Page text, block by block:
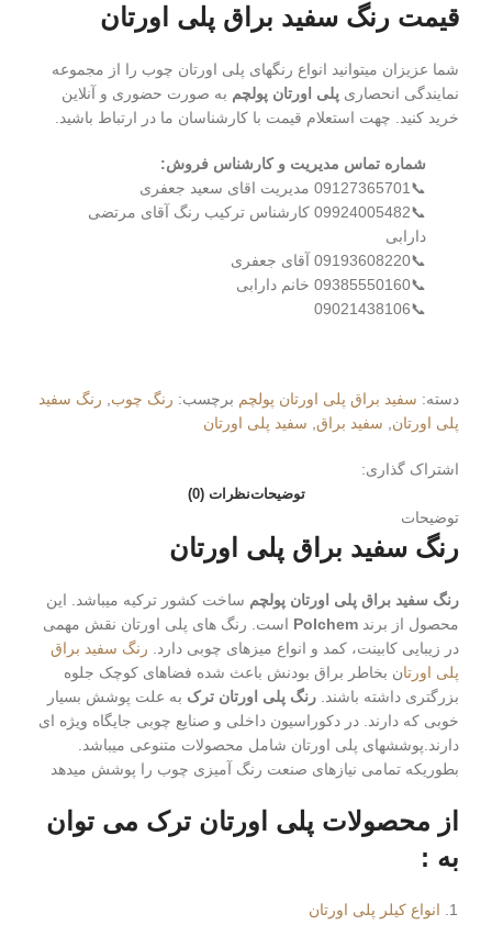
قیمت رنگ سفید براق پلی اورتان
شما عزیزان میتوانید انواع رنگهای پلی اورتان چوب را از مجموعه
نمایندگی انحصاری پلی اورتان پولچم به صورت حضوری و آنلاین
خرید کنید. چهت استعلام قیمت با کارشناسان ما در ارتباط باشید.
شماره تماس مدیریت و کارشناس فروش:
📞09127365701 مدیریت اقای سعید جعفری
📞09924005482 کارشناس ترکیب رنگ آقای مرتضی
دارابی
📞09193608220 آقای جعفری
📞09385550160 خانم دارابی
📞09021438106
دسته: سفید براق پلی اورتان پولچم برچسب: رنگ چوب
رنگ سفید
پلی اورتان
سفید براق سفید پلی اورتان
اشتراک گذاری:
توضیحاتنظرات (0)
توضیحات
رنگ سفید براق پلی اورتان
رنگ سفید براق پلی اورتان پولچم ساخت کشور ترکیه میباشد. این
محصول از برند
است. رنگ های پلی اورتان نقش مهمی
در زیبایی کابینت، کمد و انواع میزهای چوبی دارد. رنگ سفید براق
پلی اورتان بخاطر براق بودنش باعث شده فضاهای کوچک جلوه
بزرگتری داشته باشند. رنگ پلی اورتان ترک به علت پوشش بسیار
خوبی که دارند. در دکوراسیون داخلی و صنایع چوبی جایگاه ویژه ای
دارند.پوششهای پلی اورتان شامل محصولات متنوعی میباشد.
بطوریکه تمامی نیازهای صنعت رنگ آمیزی چوب را پوشش میدهد
از محصولات پلی اورتان ترک می توان
به :
انواع کیلر پلی اورتان